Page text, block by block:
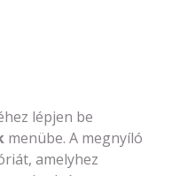
lépjen be
menübe. A megnyíló
amelyhez